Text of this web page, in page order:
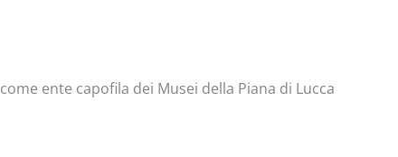
come ente capofila dei Musei della Piana di Lucca